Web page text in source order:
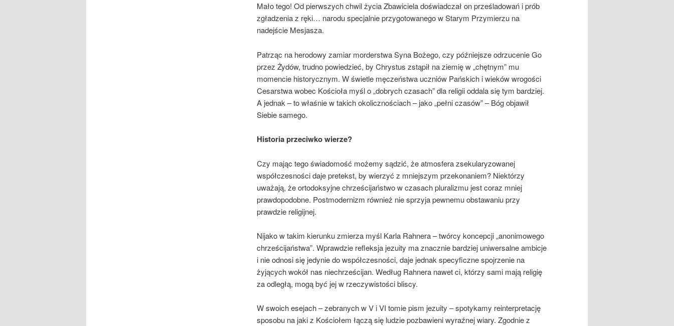
Mało tego! Od pierwszych chwil życia Zbawiciela doświadczał on prześladowań i prób
zgładzenia z ręki… narodu specjalnie przygotowanego w Starym Przymierzu na
nadejście Mesjasza.
Patrząc na herodowy zamiar morderstwa Syna Bożego, czy późniejsze odrzucenie Go
przez Żydów, trudno powiedzieć, by Chrystus zstąpił na ziemię w „chętnym” mu
momencie historycznym. W świetle męczeństwa uczniów Pańskich i wieków wrogości
Cesarstwa wobec Kościoła myśl o „dobrych czasach” dla religii oddala się tym bardziej.
A jednak – to właśnie w takich okolicznościach – jako „pełni czasów” – Bóg objawił
Siebie samego.
Historia przeciwko wierze?
Czy mając tego świadomość możemy sądzić, że atmosfera zsekularyzowanej
współczesności daje pretekst, by wierzyć z mniejszym przekonaniem? Niektórzy
uważają, że ortodoksyjne chrześcijaństwo w czasach pluralizmu jest coraz mniej
prawdopodobne. Postmodernizm również nie sprzyja pewnemu obstawaniu przy
prawdzie religijnej.
Nijako w takim kierunku zmierza myśl Karla Rahnera – twórcy koncepcji „anonimowego
chrześcijaństwa”. Wprawdzie refleksja jezuity ma znacznie bardziej uniwersalne ambicje
i nie odnosi się jedynie do współczesności, daje jednak specyficzne spojrzenie na
żyjących wokół nas niechrześcijan. Według Rahnera nawet ci, którzy sami mają religię
za odległą, mogą być jej w rzeczywistości bliscy.
W swoich esejach – zebranych w V i VI tomie pism jezuity – spotykamy reinterpretację
sposobu na jaki z Kościołem łączą się ludzie pozbawieni wyraźnej wiary. Zgodnie z